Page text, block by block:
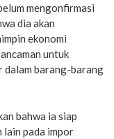
mengonfirmasi
dia akan
ekonomi
untuk
dalam barang-barang
bahwa ia siap
lain pada impor